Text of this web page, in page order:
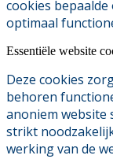
cookies
optimaal
Essentiële website
Deze cookies
behoren
anoniem website
strikt
werking van de